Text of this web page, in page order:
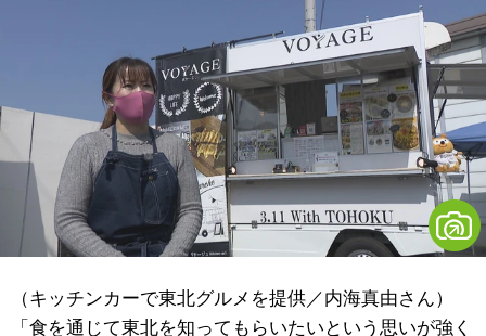
（キッチンカーで東北グルメを提供／内海真由さん）
「食を通じて東北を知ってもらいたいという思いが強く